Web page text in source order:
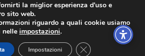
lavora con noi
Cookie policy UE
di Goliardica Editrice redazione in via Aquileia 64a,
Arsa (UD) - P.iva 00559050315
la miglior esperienza d'uso e
sito web.
riguardo a quali cookie usiamo
impostazioni.
Impostazioni Close GDPR